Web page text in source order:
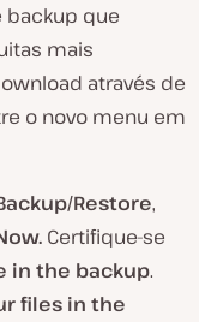
backup que
mais
através de
o novo menu em
/Restore,
Certifique-se
in the backup.
files in the